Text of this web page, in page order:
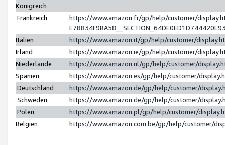
Königreich
Frankreich
https://www.amazon.fr/gp/help/customer/
Italien
https://www.amazon.it/gp/help/customer/
Irland
https://www.amazon.ie/gp/help/customer/
Niederlande
https://www.amazon.nl/gp/help/customer/
Spanien
https://www.amazon.es/gp/help/customer/
Deutschland
https://www.amazon.de/gp/help/customer/
Schweden
https://www.amazon.de/gp/help/customer/
Polen
https://www.amazon.pl/gp/help/customer/
Belgien
https://www.amazon.com.be/gp/help/customer/